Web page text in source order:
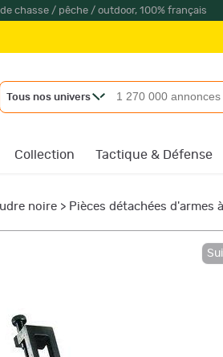
chasse / pêche / outdoor, 100% français
Jumelles
Tous nos univers
Collection Tactique & Défense
noire > Pièces détachées d'armes